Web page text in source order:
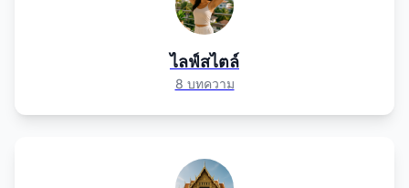
ไลฟ์สไตล์
8 บทความ